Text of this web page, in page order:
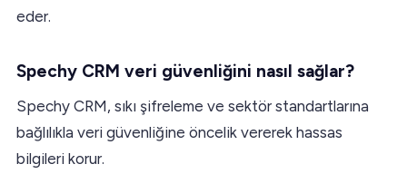
eder.
Spechy CRM veri güvenliğini nasıl sağlar?
Spechy CRM, sıkı şifreleme ve sektör standartlarına
bağlılıkla veri güvenliğine öncelik vererek hassas
bilgileri korur.